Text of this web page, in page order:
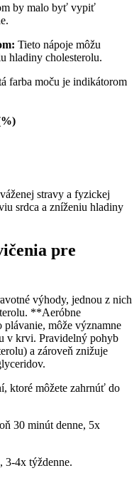
by malo byť vypiť
Tieto nápoje môžu
hladiny cholesterolu.
farba moču je indikátorom
stravy a fyzickej
srdca a zníženiu hladiny
pre
výhody, jednou z nich
**Aeróbne
môže významne
v krvi. Pravidelný pohyb
a zároveň znižuje
ktoré môžete zahrnúť do
30 minút denne, 5x
3-4x týždenne.